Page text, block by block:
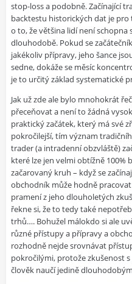
stop-loss a podobně. Začínající
backtestu historických dat je
o to, že většina lidí není
dlouhodobě. Pokud se
jakékoliv přípravy, jeho šance
sedne, dokáže se měsíc
je to určitý základ systematické
Jak už zde ale bylo mnohokrát
přeceňovat a není to žádná
praktický začátek, který má své
pokročilejší, tím význam
trader (a intradenní obzvláště)
které lze jen velmi obtížně
začarovaný kruh – když se
obchodník může hodně
pramení z jeho dlouholetých
řekne si, že to tedy také
trhů…. Bohužel málokdo si ale
různé přístupy a přípravy a
rozhodně nejde srovnávat
pokročilými, protože zkušenost
člověk naučí jedině